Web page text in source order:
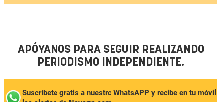
APÓYANOS PARA SEGUIR REALIZANDO
PERIODISMO INDEPENDIENTE.
Suscríbete gratis a nuestro WhatsAPP y recibe en tu móvil